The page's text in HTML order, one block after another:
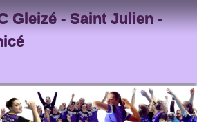
Gleizé - Saint Julien -
cookies